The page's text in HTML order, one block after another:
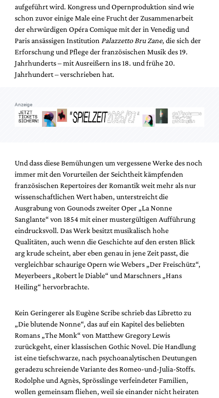
aufgeführt wird. Kongress und Opernproduktion sind wie
schon zuvor einige Male eine Frucht der Zusammenarbeit
der ehrwürdigen Opéra Comique mit der in Venedig und
Paris ansässigen Institution Palazzetto Bru Zane, die sich der
Erforschung und Pflege der französischen Musik des 19.
Jahrhunderts – mit Ausreißern ins 18. und frühe 20.
Jahrhundert – verschrieben hat.
Anzeige
Und dass diese Bemühungen um vergessene Werke des noch
immer mit den Vorurteilen der Seichtheit kämpfenden
französischen Repertoires der Romantik weit mehr als nur
wissenschaftlichen Wert haben, unterstreicht die
Ausgrabung von Gounods zweiter Oper „La Nonne
Sanglante“ von 1854 mit einer mustergültigen Aufführung
eindrucksvoll. Das Werk besitzt musikalisch hohe
Qualitäten, auch wenn die Geschichte auf den ersten Blick
arg krude scheint, aber eben genau in jene Zeit passt, die
vergleichbar schaurige Opern wie Webers „Der Freischütz“,
Meyerbeers „Robert le Diable“ und Marschners „Hans
Heiling“ hervorbrachte.
Kein Geringerer als Eugène Scribe schrieb das Libretto zu
„Die blutende Nonne“, das auf ein Kapitel des beliebten
Romans „The Monk“ von Matthew Gregory Lewis
zurückgeht, einer klassischen Gothic Novel. Die Handlung
ist eine tiefschwarze, nach psychoanalytischen Deutungen
geradezu schreiende Variante des Romeo-und-Julia-Stoffs.
Rodolphe und Agnès, Sprösslinge verfeindeter Familien,
wollen gemeinsam fliehen, weil sie einander nicht heiraten